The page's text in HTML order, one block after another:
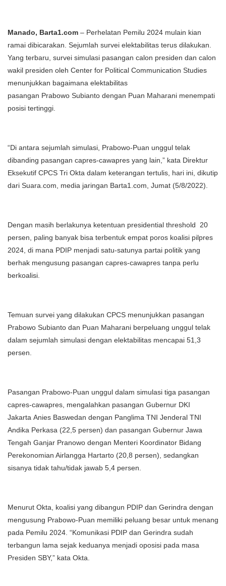
Manado, Barta1.com – Perhelatan Pemilu 2024 mulain kian
ramai dibicarakan. Sejumlah survei elektabilitas terus dilakukan.
Yang terbaru, survei simulasi pasangan calon presiden dan calon
wakil presiden oleh Center for Political Communication Studies
menunjukkan bagaimana elektabilitas
pasangan Prabowo Subianto dengan Puan Maharani menempati
posisi tertinggi.
“Di antara sejumlah simulasi, Prabowo-Puan unggul telak
dibanding pasangan capres-cawapres yang lain,” kata Direktur
Eksekutif CPCS Tri Okta dalam keterangan tertulis, hari ini, dikutip
dari Suara.com, media jaringan Barta1.com, Jumat (5/8/2022).
Dengan masih berlakunya ketentuan presidential threshold 20
persen, paling banyak bisa terbentuk empat poros koalisi pilpres
2024, di mana PDIP menjadi satu-satunya partai politik yang
berhak mengusung pasangan capres-cawapres tanpa perlu
berkoalisi.
Temuan survei yang dilakukan CPCS menunjukkan pasangan
Prabowo Subianto dan Puan Maharani berpeluang unggul telak
dalam sejumlah simulasi dengan elektabilitas mencapai 51,3
persen.
Pasangan Prabowo-Puan unggul dalam simulasi tiga pasangan
capres-cawapres, mengalahkan pasangan Gubernur DKI
Jakarta Anies Baswedan dengan Panglima TNI Jenderal TNI
Andika Perkasa (22,5 persen) dan pasangan Gubernur Jawa
Tengah Ganjar Pranowo dengan Menteri Koordinator Bidang
Perekonomian Airlangga Hartarto (20,8 persen), sedangkan
sisanya tidak tahu/tidak jawab 5,4 persen.
Menurut Okta, koalisi yang dibangun PDIP dan Gerindra dengan
mengusung Prabowo-Puan memiliki peluang besar untuk menang
pada Pemilu 2024. “Komunikasi PDIP dan Gerindra sudah
terbangun lama sejak keduanya menjadi oposisi pada masa
Presiden SBY,” kata Okta.